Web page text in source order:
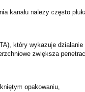
kanału należy często
który wykazuje
zwiększa
opakowaniu,